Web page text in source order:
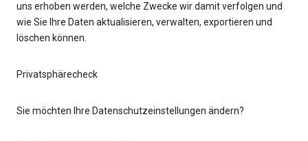
uns erhoben werden, welche Zwecke wir damit verfolgen und
wie Sie Ihre Daten aktualisieren, verwalten, exportieren und
löschen können.
Privatsphärecheck
Sie möchten Ihre Datenschutzeinstellungen ändern?